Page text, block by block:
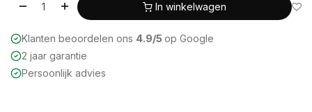
In winkelwagen
Klanten beoordelen ons 4.9/5 op Google
2 jaar garantie
Persoonlijk advies